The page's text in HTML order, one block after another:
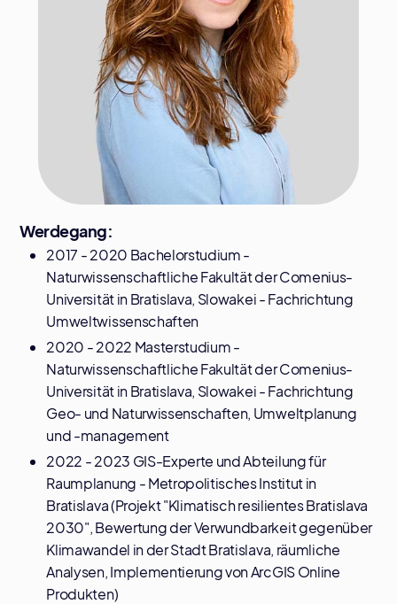
Werdegang:
2017 - 2020 Bachelorstudium -
Naturwissenschaftliche Fakultät der Comenius-
Universität in Bratislava, Slowakei - Fachrichtung
Umweltwissenschaften
2020 - 2022 Masterstudium -
Naturwissenschaftliche Fakultät der Comenius-
Universität in Bratislava, Slowakei - Fachrichtung
Geo- und Naturwissenschaften, Umweltplanung
und -management
2022 - 2023 GIS-Experte und Abteilung für
Raumplanung - Metropolitisches Institut in
Bratislava (Projekt "Klimatisch resilientes Bratislava
2030", Bewertung der Verwundbarkeit gegenüber
Klimawandel in der Stadt Bratislava, räumliche
Analysen, Implementierung von ArcGIS Online
Produkten)